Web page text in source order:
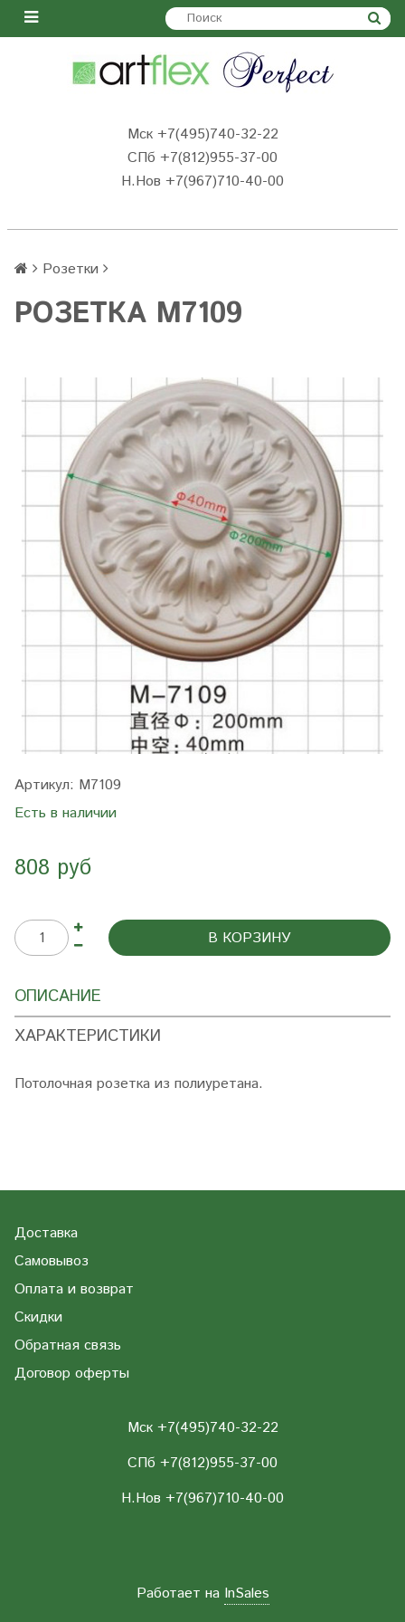
Мск +7(495)740-32-22
СПб +7(812)955-37-00
Н.Нов +7(967)710-40-00
Розетки
РОЗЕТКА M7109
Артикул: M7109
Есть в наличии
808 руб
В КОРЗИНУ
ОПИСАНИЕ
ХАРАКТЕРИСТИКИ
Потолочная розетка из полиуретана.
Доставка
Самовывоз
Оплата и возврат
Скидки
Обратная связь
Договор оферты
Мск +7(495)740-32-22
СПб +7(812)955-37-00
Н.Нов +7(967)710-40-00
Работает на InSales